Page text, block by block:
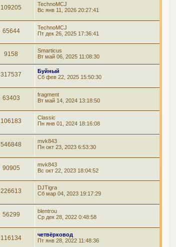
109205
TechnoMCJ
Вс янв 11, 2026 20:27:41
65644
TechnoMCJ
Пт дек 26, 2025 17:36:41
9158
Smarticus
Вт май 06, 2025 11:08:30
317537
Буйный
Сб фев 22, 2025 15:50:30
63403
fragment
Вт май 14, 2024 13:18:50
106183
Classic
Пн янв 01, 2024 18:16:08
546848
mvk843
Пн окт 23, 2023 6:53:30
90905
mvk843
Вс окт 22, 2023 18:04:52
226613
DJTigra
Сб мар 04, 2023 19:17:29
56299
blentrou
Ср дек 28, 2022 0:48:58
116134
четвёрковод
Пт янв 28, 2022 11:48:36